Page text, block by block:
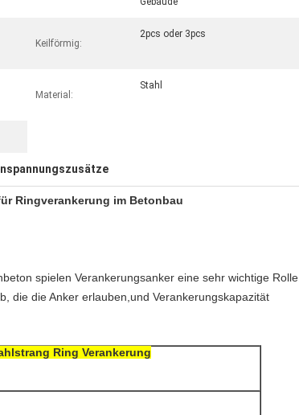
Keilförmig:
2pcs oder 3pcs
Material:
Stahl
Ringverankerung im Betonbau
spielen Verankerungsanker eine sehr wichtige Rolle.
die die Anker erlauben,und Verankerungskapazität
Ring Verankerung